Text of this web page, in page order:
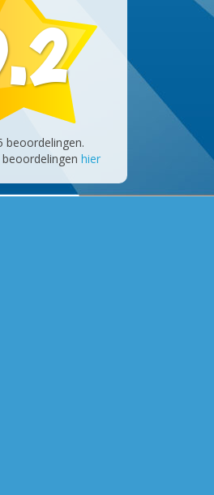
beoordelingen.
hier